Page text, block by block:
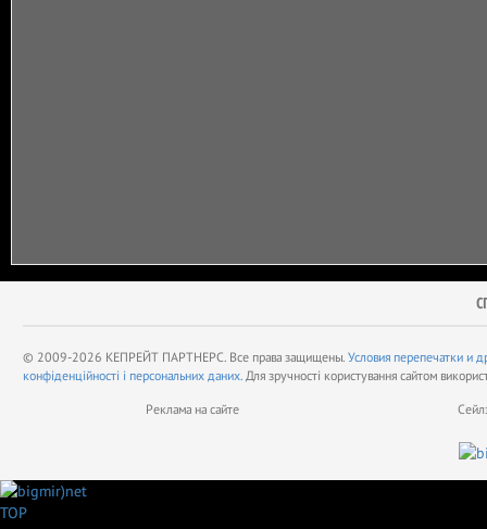
© 2009-2026 КЕПРЕЙТ ПАРТНЕРС. Все права защищены. Условия перепечатки и
конфіденційності і персональних даних. Для зручності користування сайтом
Реклама на сайте